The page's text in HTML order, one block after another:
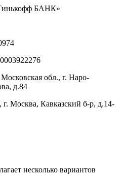
БАНК»
обл., г. Наро-
д.84
Москва, Кавказский б-р, д.14-
несколько вариантов